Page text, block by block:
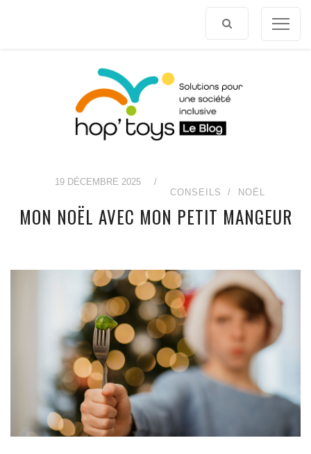
19 DÉCEMBRE 2025
/
CONSEILS
NOËL
MON NOËL AVEC MON PETIT MANGEUR